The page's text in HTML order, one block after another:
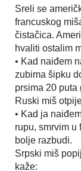
Sreli se
francuskog
čistačica.
hvaliti ostalim
• Kad naiđem
zubima šipku
prsima 20 puta
Ruski miš
• Kad ja
rupu, smrvim u
bolje razbudi.
Srpski miš
kaže: